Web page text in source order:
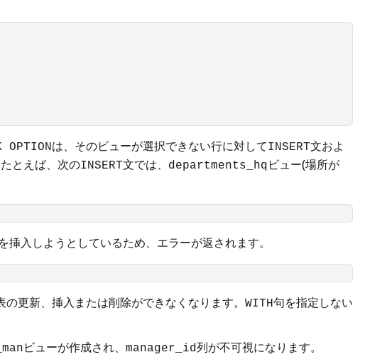
OPTIONは、そのビューが選択できない行に対してINSERT文およ
とえば、次のINSERT文では、 departments_hq ビュー(場所が
入しようとしているため、エラーが返されます。
更新、挿入または削除ができなくなります。 WITH句を指定しない
ビューが作成され、 manager_id列が不可視になります。